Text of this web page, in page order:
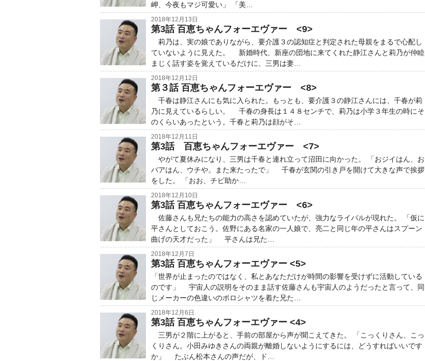
岬、今夜もマジ可愛い」 「美…
2018年12月13日
第3話 百恵ちゃんフォーエヴァー <9>
莉乃は、実の娘でありながら、要介護３の認知症と判定された母親をまるで心配し
ていないように見えた。 新婚時代、新座の団地に来てくれた静江さんと莉乃が仲睦
まじく話す姿を覚えているだけに、三男は妻…
2018年12月12日
第３話 百恵ちゃんフォーエヴァー <8>
千春は静江さんにも気に入られた。もっとも、要介護３の静江さんには、千春が莉
乃に見えているらしい。 千春の身長は１４８センチで、莉乃は小学３年生の時にそ
のくらいあったという。千春と莉乃は顔がそ…
2018年12月11日
第3話 百恵ちゃんフォーエヴァー <7>
やがて夏休みになり、三男は千春と連れ立って沼田に向かった。 「おジイはん、お
バアはん、ウチや。また来たったで」 千春が玄関の引き戸を開けて大きな声で挨拶
をした。 「おお、チビ助か…
2018年12月10日
第3話 百恵ちゃんフォーエヴァー <6>
佐藤さんも兄たちの能力の高さを認めていたが、強力なライバルが現れた。 「仮に
平さんとしておこう。佐野にある名家の一人娘で、亮二と同じ年の平さんはスプーン
曲げの天才だった」 平さんは兄た…
2018年12月7日
第3話 百恵ちゃんフォーエヴァー <5>
「世界が止まったのではなく、私とあなただけが時間の影響を受けずに活動している
のです」 宇宙人の説明をそのまま話す佐藤さんも宇宙人のようだったと言って、同
じメーカーの色違いのポロシャツを着た兄た…
2018年12月6日
第3話 百恵ちゃんフォーエヴァー <4>
三男が２階に上がると、手前の部屋から声が聞こえてきた。 「こっくりさん、こっ
くりさん。小田みゆきさんの両親が離婚しないようにするには、どうすればいいです
か」 たぶん松本さんの声だが、ド…